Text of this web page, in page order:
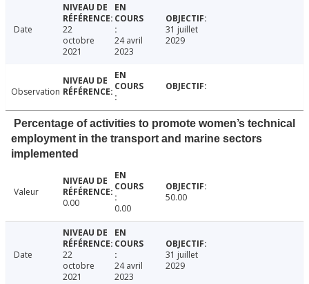
Date
22
octobre
2021
24 avril
2023
31 juillet
2029
Observation
Percentage of activities to promote women’s technical
employment in the transport and marine sectors
implemented
Valeur
0.00
0.00
50.00
Date
22
octobre
2021
24 avril
2023
31 juillet
2029